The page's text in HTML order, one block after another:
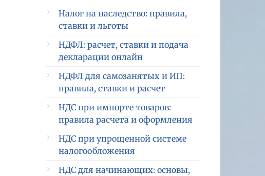
Налог на наследство: правила,
ставки и льготы
НДФЛ: расчет, ставки и подача
декларации онлайн
НДФЛ для самозанятых и ИП:
правила, ставки и расчет
НДС при импорте товаров:
правила расчета и оформления
НДС при упрощенной системе
налогообложения
НДС для начинающих: основы,